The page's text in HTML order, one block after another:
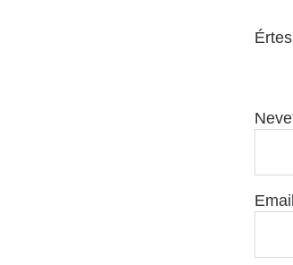
Neve